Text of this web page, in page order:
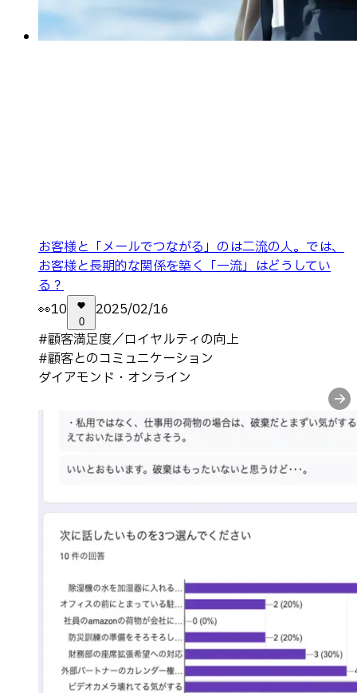
お客様と「メールでつながる」のは二流の人。では、
お客様と長期的な関係を築く「一流」はどうしてい
る？
👀10
0
2025/02/16
#顧客満足度／ロイヤルティの向上
#顧客とのコミュニケーション
ダイアモンド・オンライン